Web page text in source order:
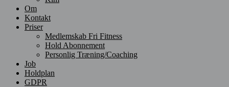
Om
Kontakt
Priser
Medlemskab Fri Fitness
Hold Abonnement
Personlig Træning/Coaching
Job
Holdplan
GDPR